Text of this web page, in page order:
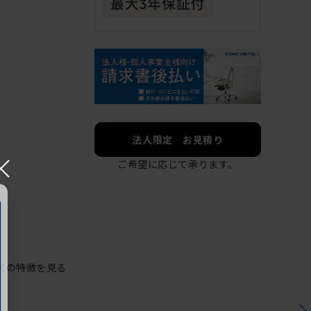
法人限定 お見積り
ご希望に応じて承ります。
の特徴を見る